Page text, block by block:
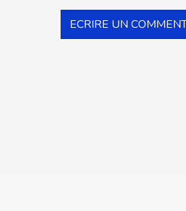
ECRIRE UN